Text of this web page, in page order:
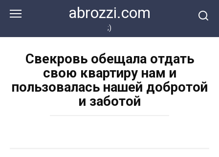
abrozzi.com
;)
Свекровь обещала отдать
свою квартиру нам и
пользовалась нашей добротой
и заботой